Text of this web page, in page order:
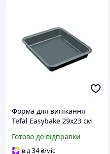
Форма для випікання
Tefal Easybake 29x23 см
Готово до відправки
від34₴/міс